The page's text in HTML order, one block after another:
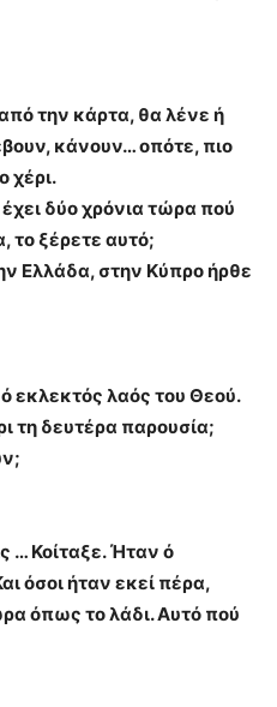
την κάρτα, θα λένε ή
κάνουν… οπότε, πιο
χέρι.
δύο χρόνια τώρα πού
το ξέρετε αυτό;
Ελλάδα, στην Κύπρο ήρθε
εκλεκτός λαός του Θεού.
τη δευτέρα παρουσία;
… Κοίταξε. Ήταν ό
όσοι ήταν εκεί πέρα,
όπως το λάδι. Αυτό πού